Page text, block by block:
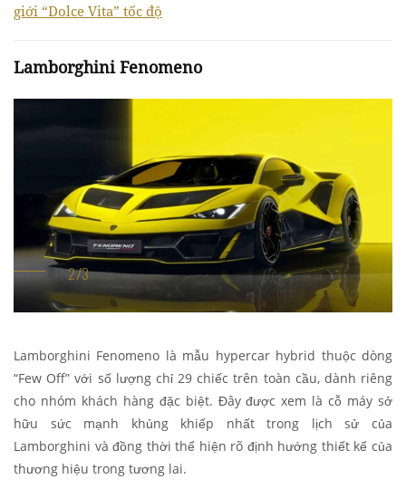
giới “Dolce Vita” tốc độ
Lamborghini Fenomeno
Lamborghini Fenomeno là mẫu hypercar hybrid thuộc dòng
“Few Off” với số lượng chỉ 29 chiếc trên toàn cầu, dành riêng
cho nhóm khách hàng đặc biệt. Đây được xem là cỗ máy sở
hữu sức mạnh khủng khiếp nhất trong lịch sử của
Lamborghini và đồng thời thể hiện rõ định hướng thiết kế của
thương hiệu trong tương lai.